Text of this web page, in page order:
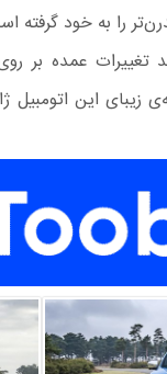
تغییرات عمده بر
این اتومبیل